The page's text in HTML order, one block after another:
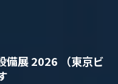
備展 2026 （東京ビ